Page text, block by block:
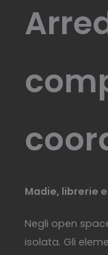
Madie, librerie
Negli open
isolata. Gli